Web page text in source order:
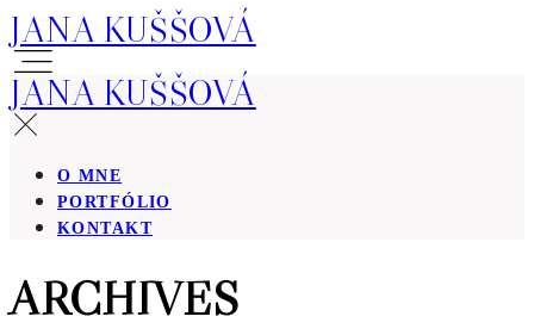
JANA KUŠŠOVÁ
JANA KUŠŠOVÁ
O MNE
PORTFÓLIO
KONTAKT
ARCHIVES